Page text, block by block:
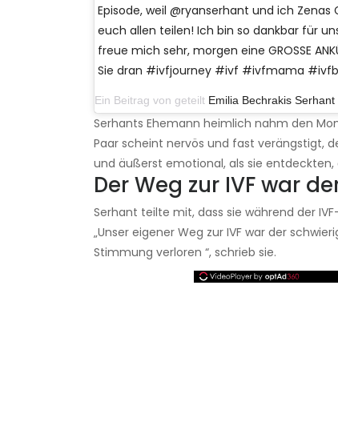
Episode, weil @ryanserhant und ich
euch allen teilen! Ich bin so dankbar für
freue mich sehr, morgen eine GROSSE
Sie dran #ivfjourney #ivf #ivfmama
Ein Beitrag von geteilt Emilia Bechrakis Serhant
Serhants Ehemann heimlich nahm den
Paar scheint nervös und fast verängstigt,
und äußerst emotional, als sie entdeckten,
Der Weg zur IVF war
Serhant teilte mit, dass sie während der
„Unser eigener Weg zur IVF war der
Stimmung verloren “, schrieb sie.